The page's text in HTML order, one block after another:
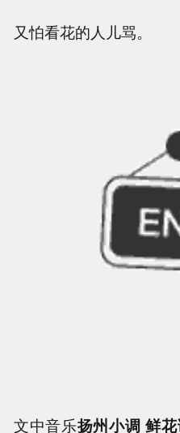
又怕看花的人儿骂。
文中音乐扬州小调 鲜